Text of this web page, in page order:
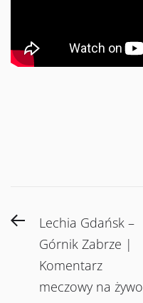
Post
navigation
PreviousLechia Gdańsk –
Górnik Zabrze |
Komentarz
meczowy na żywo